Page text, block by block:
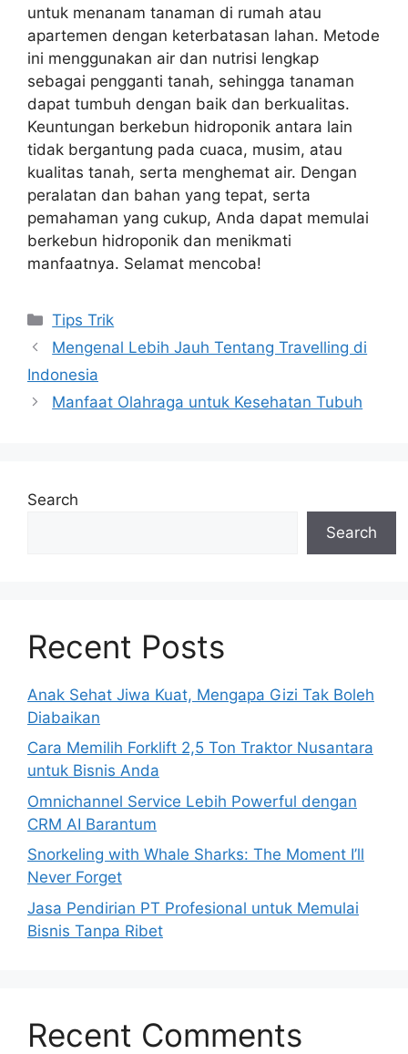
untuk menanam tanaman di rumah atau
apartemen dengan keterbatasan lahan. Metode
ini menggunakan air dan nutrisi lengkap
sebagai pengganti tanah, sehingga tanaman
dapat tumbuh dengan baik dan berkualitas.
Keuntungan berkebun hidroponik antara lain
tidak bergantung pada cuaca, musim, atau
kualitas tanah, serta menghemat air. Dengan
peralatan dan bahan yang tepat, serta
pemahaman yang cukup, Anda dapat memulai
berkebun hidroponik dan menikmati
manfaatnya. Selamat mencoba!
Categories
Tips Trik
Mengenal Lebih Jauh Tentang Travelling di
Indonesia
Manfaat Olahraga untuk Kesehatan Tubuh
Search
Search
Recent Posts
Anak Sehat Jiwa Kuat, Mengapa Gizi Tak Boleh
Diabaikan
Cara Memilih Forklift 2,5 Ton Traktor Nusantara
untuk Bisnis Anda
Omnichannel Service Lebih Powerful dengan
CRM AI Barantum
Snorkeling with Whale Sharks: The Moment I’ll
Never Forget
Jasa Pendirian PT Profesional untuk Memulai
Bisnis Tanpa Ribet
Recent Comments